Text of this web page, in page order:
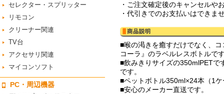
セレクター・スプリッター
リモコン
クリーナー関連
TV台
アクセサリ関連
マイコンソフト
PC・周辺機器
・ご注文確定後のキャンセルや
・代引きでのお支払いはできま
■喉の渇きを癒すだけでなく、
コーラ』のラベルレスボトルで
■飲みきりサイズの350mlPETで
です。
■ペットボトル350ml×24本（1
■安心のメーカー直送です。